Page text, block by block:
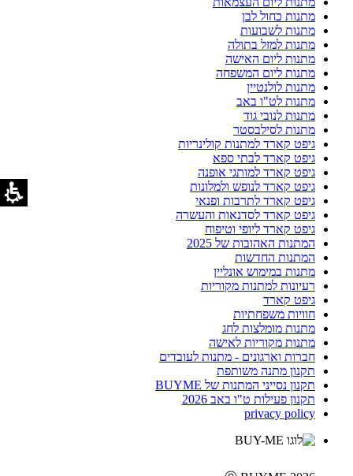
מתנות כחול לבן
מתנות לשבועות
מתנות למזל בתולה
מתנות ליום האישה
מתנות ליום המשפחה
מתנות לולנטיין
מתנות לט"ו באב
מתנות לנובי גוד
מתנות לסילבסטר
גיפט קארד למתנות קולינריות
גיפט קארד לבתי ספא
גיפט קארד למותגי אופנה
גיפט קארד לנופש ולמלונות
גיפט קארד לתרבות ופנאי
גיפט קארד לסדנאות והעשרה
גיפט קארד ליופי וטיפוח
המתנות האהובות של 2025
המתנות החדשות
מתנות במימוש אונליין
רעיונות למתנות מקוריות
גיפט קארד
חוויות משפחתיות
מתנות מומלצות לחג
מתנות מקוריות לאישה
חברות וארגונים - מתנות לעובדים
תקנון מתנה משותפת
תקנון נסייני המתנות של BUYME
תקנון פעילות ט"ו באב 2026
privacy policy